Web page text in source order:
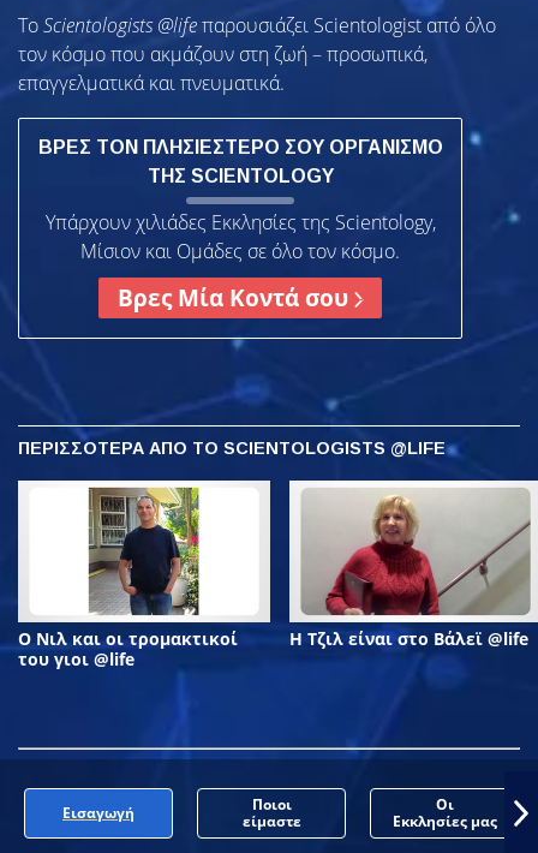
ΤοScientologists @lifeπαρουσιάζει Scientologist από όλο
τον κόσμο που ακμάζουν στη ζωή – προσωπικά,
επαγγελματικά και πνευματικά.
ΒΡΕΣ ΤΟΝ ΠΛΗΣΙΕΣΤΕΡΟ ΣΟΥ ΟΡΓΑΝΙΣΜΟ
ΤΗΣ SCIENTOLOGY
Υπάρχουν χιλιάδες Εκκλησίες της Scientology,
Μίσιον και Ομάδες σε όλο τον κόσμο.
Βρες Μία Κοντά σου
ΠΕΡΙΣΣΟΤΕΡΑ ΑΠΟ ΤΟ SCIENTOLOGISTS @LIFE
Ο Νιλ και οι τρομακτικοί
του γιοι @life
Η Τζιλ είναι στο Βάλεϊ @life
Εισαγωγή
Ποιοι
είμαστε
Οι
Εκκλησίες μας